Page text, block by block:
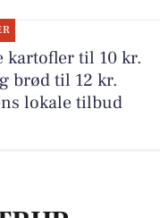
kartofler til 10 kr.
brød til 12 kr.
lokale tilbud